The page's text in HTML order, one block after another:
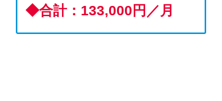
◆合計：133,000円／月